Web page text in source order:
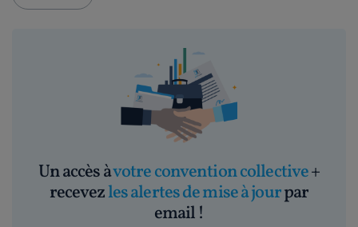
Un accès àvotre convention collective+
recevezles alertes de mise à jourpar
email !